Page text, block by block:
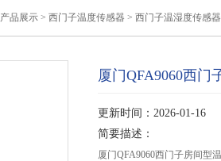
产品展示 > 西门子温度传感器 > 西门子温湿度传感器
厦门QFA9060西门
更新时间：2026-01-16
简要描述：
厦门QFA9060西门子房间型